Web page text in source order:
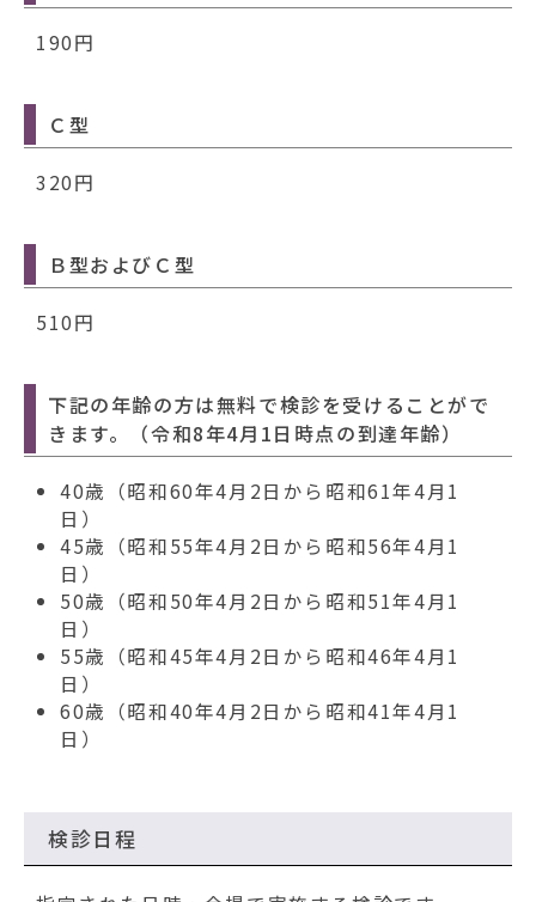
190円
Ｃ型
320円
Ｂ型およびＣ型
510円
下記の年齢の方は無料で検診を受けることがで
きます。（令和8年4月1日時点の到達年齢）
40歳（昭和60年4月2日から昭和61年4月1
日）
45歳（昭和55年4月2日から昭和56年4月1
日）
50歳（昭和50年4月2日から昭和51年4月1
日）
55歳（昭和45年4月2日から昭和46年4月1
日）
60歳（昭和40年4月2日から昭和41年4月1
日）
検診日程